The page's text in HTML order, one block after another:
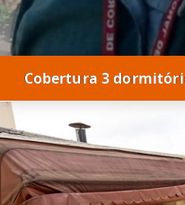
Cobertura 3